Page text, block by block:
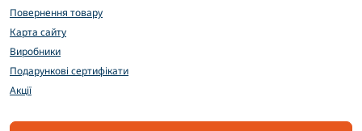
Повернення товару
Карта сайту
Виробники
Подарункові сертифікати
Акції